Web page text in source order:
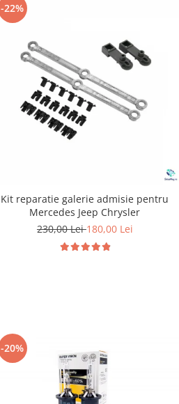
-22%
Kit reparatie galerie admisie pentru
Mercedes Jeep Chrysler
230,00 Lei180,00 Lei
-20%